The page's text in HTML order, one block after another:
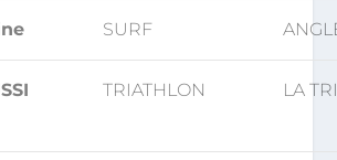
SURF
TRIATHLON LA